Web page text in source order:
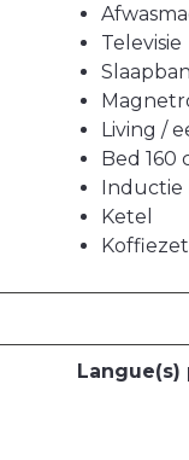
Televisie
Living /
Bed 160
Ketel
Langue(s)